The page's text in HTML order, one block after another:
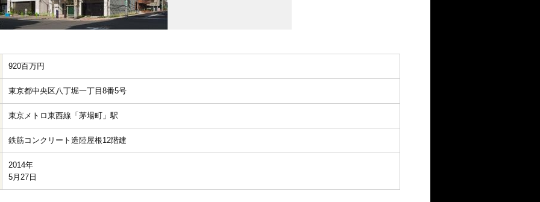
920百万円
東京都中央区八丁堀一丁目8番5号
東京メトロ東西線「茅場町」駅
鉄筋コンクリート造陸屋根12階建
2014年
5月27日